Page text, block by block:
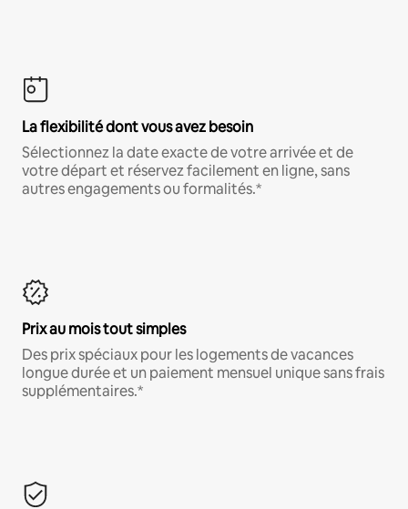
La flexibilité dont vous avez besoin
Sélectionnez la date exacte de votre arrivée et de
votre départ et réservez facilement en ligne, sans
autres engagements ou formalités.*
Prix au mois tout simples
Des prix spéciaux pour les logements de vacances
longue durée et un paiement mensuel unique sans frais
supplémentaires.*